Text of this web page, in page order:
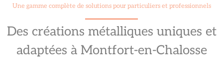
Une gamme complète de solutions pour particuliers et professionnels
Des créations métalliques uniques et
adaptées à Montfort-en-Chalosse